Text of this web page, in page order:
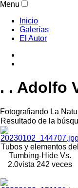
Menu
Inicio
Galerías
El Autor
. . Adolfo
Fotografiando La
Resultado de la
Tubos y elementos del
Tumbing-Hide Vs.
2.0vista 242 veces